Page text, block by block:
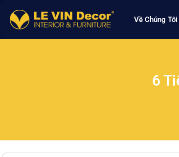
Về Chúng Tôi
6